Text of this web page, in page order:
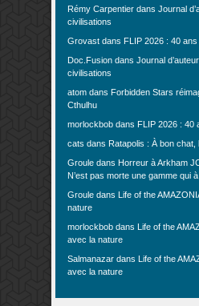
Rémy Carpentier dans Journal
civilisations
Grovast dans FLIP 2026 : 40 ans
Doc.Fusion dans Journal
civilisations
atom dans Forbidden Stars
Cthulhu
morlockbob dans FLIP 2026 : 40
cats dans Ratapolis : À bon chat,
Groule dans Horreur à Arkham
N’est pas morte une gamme qui
Groule dans Life of the
nature
morlockbob dans Life of the
avec la nature
Salmanazar dans Life of the
avec la nature